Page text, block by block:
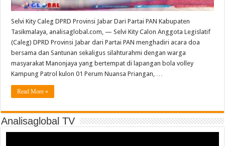
Selvi Kity Caleg DPRD Provinsi Jabar Dari Partai PAN Kabupaten
Tasikmalaya, analisaglobal.com, — Selvi Kity Calon Anggota Legislatif
(Caleg) DPRD Provinsi Jabar dari Partai PAN menghadiri acara doa
bersama dan Santunan sekaligus silahturahmi dengan warga
masyarakat Manonjaya yang bertempat di lapangan bola volley
Kampung Patrol kulon 01 Perum Nuansa Priangan, …
Read More »
Analisaglobal TV